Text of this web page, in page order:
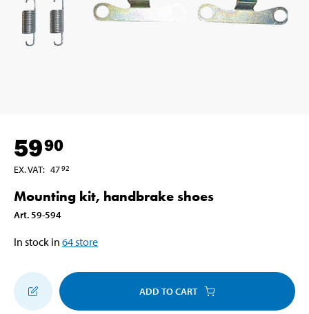
5990
EX. VAT: 4792
Mounting kit, handbrake shoes
Art. 59-594
In stock in 64store
ADD TO CART